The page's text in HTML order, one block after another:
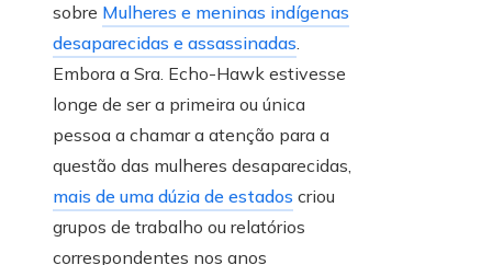
sobre Mulheres e meninas indígenas
desaparecidas e assassinadas.
Embora a Sra. Echo-Hawk estivesse
longe de ser a primeira ou única
pessoa a chamar a atenção para a
questão das mulheres desaparecidas,
mais de uma dúzia de estados criou
grupos de trabalho ou relatórios
correspondentes nos anos